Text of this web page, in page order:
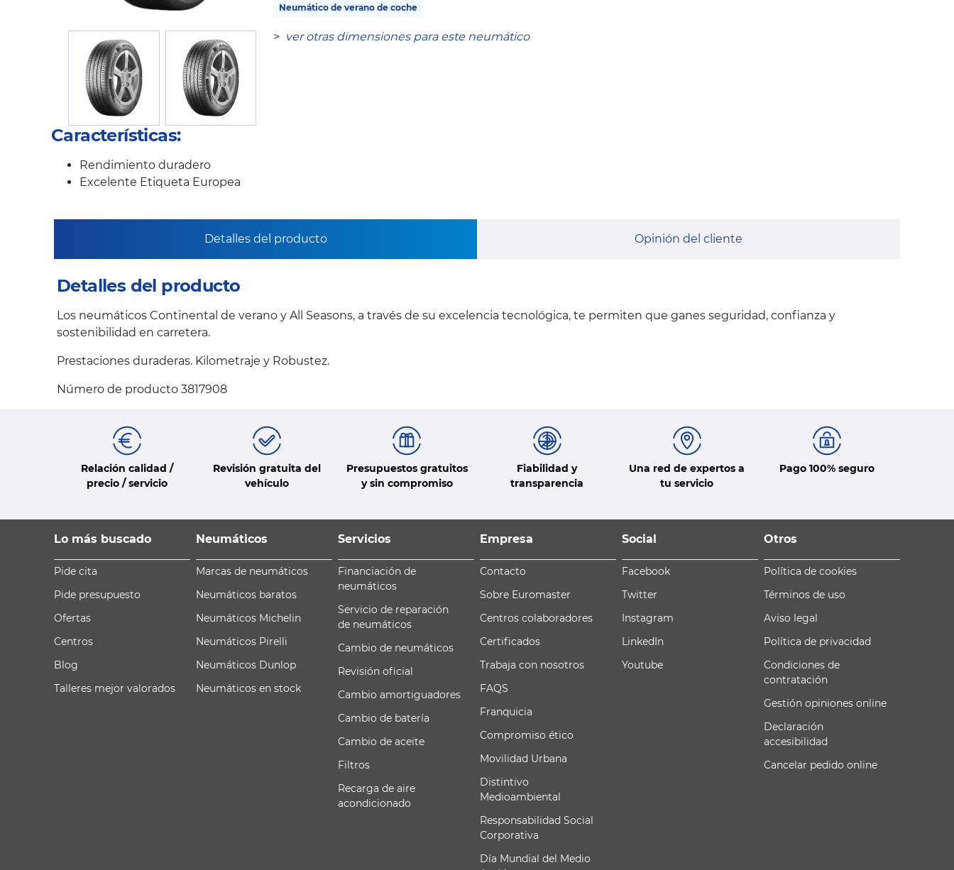
Neumático de verano de coche
> ver otras dimensiones para este neumático
Características:
Rendimiento duradero
Excelente Etiqueta Europea
Detalles del producto Opinión del cliente
Detalles del producto
Los neumáticos Continental de verano y All Seasons, a través de su excelencia tecnológica, te permiten que ganes seguridad, confianza y
sostenibilidad en carretera.
Prestaciones duraderas. Kilometraje y Robustez.
Número de producto 3817908
Relación calidad /
precio / servicio
Revisión gratuita del
vehículo
Presupuestos gratuitos
y sin compromiso
Fiabilidad y
transparencia
Una red de expertos a
tu servicio
Pago 100% seguro
Lo más buscado
Pide cita
Pide presupuesto
Ofertas
Centros
Blog
Talleres mejor valorados
Neumáticos
Marcas de neumáticos
Neumáticos baratos
Neumáticos Michelin
Neumáticos Pirelli
Neumáticos Dunlop
Neumáticos en stock
Servicios
Financiación de
neumáticos
Servicio de reparación
de neumáticos
Cambio de neumáticos
Revisión oficial
Cambio amortiguadores
Cambio de batería
Cambio de aceite
Filtros
Recarga de aire
acondicionado
Empresa
Contacto
Sobre Euromaster
Centros colaboradores
Certificados
Trabaja con nosotros
FAQS
Franquicia
Compromiso ético
Movilidad Urbana
Distintivo
Medioambiental
Responsabilidad Social
Corporativa
Día Mundial del Medio
Social
Facebook
Twitter
Instagram
LinkedIn
Youtube
Otros
Política de cookies
Términos de uso
Aviso legal
Política de privacidad
Condiciones de
contratación
Gestión opiniones online
Declaración
accesibilidad
Cancelar pedido online